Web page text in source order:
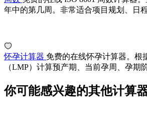
年中的第几周。非常适合项目规划、日
怀孕计算器 免费的在线怀孕计算器。根
（LMP）计算预产期、当前孕周、孕期
你可能感兴趣的其他计算